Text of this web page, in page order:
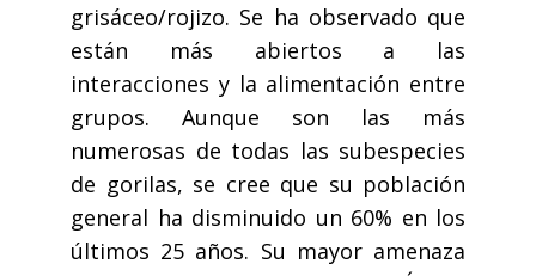
grisáceo/rojizo. Se ha observado que
están más abiertos a las
interacciones y la alimentación entre
grupos. Aunque son las más
numerosas de todas las subespecies
de gorilas, se cree que su población
general ha disminuido un 60% en los
últimos 25 años. Su mayor amenaza